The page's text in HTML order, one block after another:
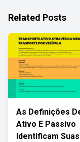
Related Posts
As Definições
Ativo E Passivo
Identificam Suas